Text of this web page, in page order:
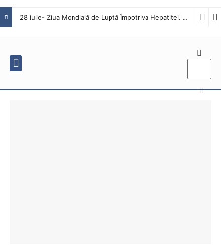
28 iulie- Ziua Mondială de Luptă Împotriva Hepatitei. Interviu cu dr. Octavian Tăbăcaru, medic specialist Boli Infecțioase în cadrul Spitalului Județean de Urgență Buzău